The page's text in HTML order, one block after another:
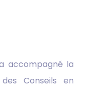
accompagné la
Conseils en